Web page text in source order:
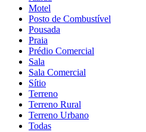
Motel
Posto de Combustível
Pousada
Praia
Prédio Comercial
Sala
Sala Comercial
Sítio
Terreno
Terreno Rural
Terreno Urbano
Todas